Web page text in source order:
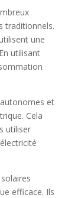
traditionnels.
une
utilisant
et
Cela
utiliser
efficace. Ils